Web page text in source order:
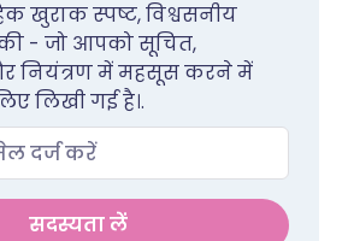
खुराक स्पष्ट, विश्वसनीय
- जो आपको सूचित,
नियंत्रण में महसूस करने में
लिखी गई है।.
सदस्यता लें